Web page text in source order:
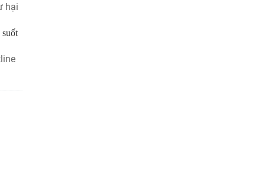
hại